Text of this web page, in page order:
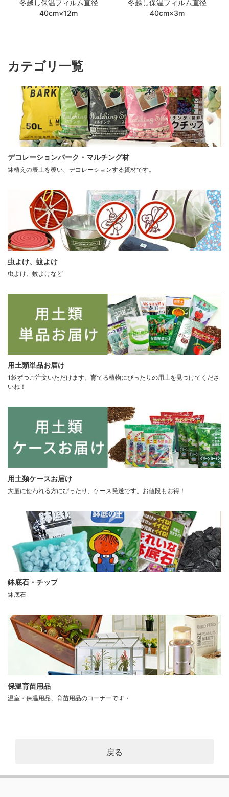
冬越し保温フィルム直径
40cm×12m
冬越し保温フィルム直径
40cm×3m
カテゴリ一覧
デコレーションバーク・マルチング材
鉢植えの表土を覆い、デコレーションする資材です。
虫よけ、蚊よけ
虫よけ、蚊よけなど
用土類単品お届け
1袋ずつご注文いただけます。育てる植物にぴったりの用土を見つけてくださ
いね！
用土類ケースお届け
大量に使われる方にぴったり、ケース発送です。お値段もお得！
鉢底石・チップ
鉢底石
保温育苗用品
温室・保温用品、育苗用品のコーナーです・
戻る